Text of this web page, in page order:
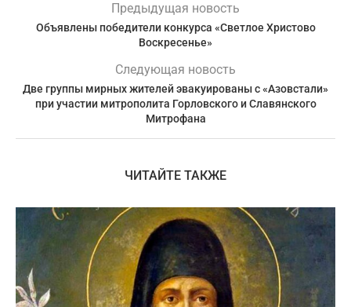
Предыдущая новость
Объявлены победители конкурса «Светлое Христово
Воскресенье»
Следующая новость
Две группы мирных жителей эвакуированы с «Азовстали»
при участии митрополита Горловского и Славянского
Митрофана
ЧИТАЙТЕ ТАКЖЕ